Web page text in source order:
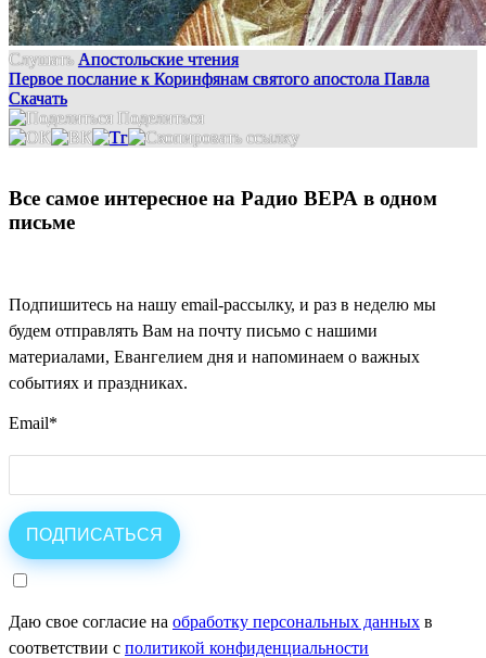
Слушать Апостольские чтения
Первое послание к Коринфянам святого апостола Павла
Скачать
Поделиться
Все самое интересное на Радио ВЕРА в одном
письме
Подпишитесь на нашу email-рассылку, и раз в неделю мы
будем отправлять Вам на почту письмо с нашими
материалами, Евангелием дня и напоминаем о важных
событиях и праздниках.
Email*
Даю свое согласие на обработку персональных данных в
соответствии с политикой конфиденциальности